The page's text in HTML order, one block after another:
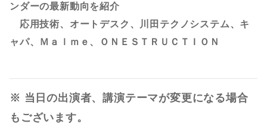
ンダーの最新動向を紹介
応用技術、オートデスク、川田テクノシステム、キ
ャパ、Ｍａｌｍｅ、ＯＮＥＳＴＲＵＣＴＩＯＮ
※ 当日の出演者、講演テーマが変更になる場合
もございます。